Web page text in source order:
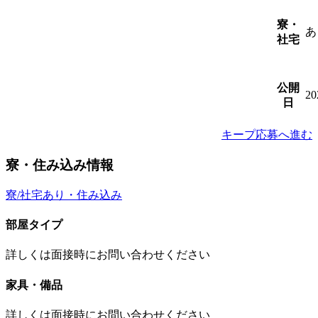
寮・
社宅
あ
公開
日
キープ応募へ進む
寮・住み込み情報
寮/社宅あり・住み込み
部屋タイプ
詳しくは面接時にお問い合わせください
家具・備品
詳しくは面接時にお問い合わせください